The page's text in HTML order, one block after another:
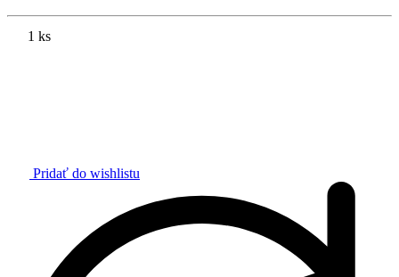
1 ks
Pridať do wishlistu